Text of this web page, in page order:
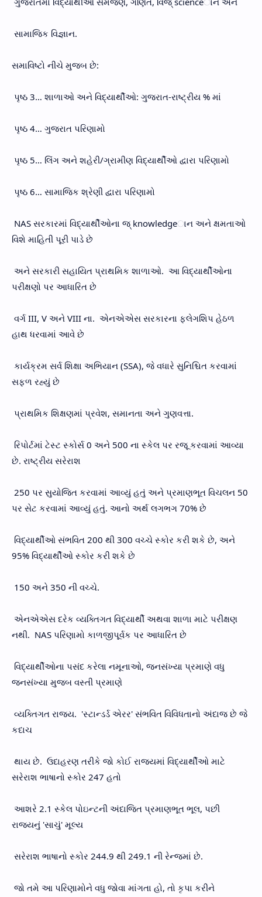
સામાજિક વિજ્ઞાન.
સમાવિષ્ટો નીચે મુજબ છે:
પૃષ્ઠ 3… શાળાઓ અને વિદ્યાર્થીઓ: ગુજરાત-રાષ્ટ્રીય % માં
પૃષ્ઠ 4… ગુજરાત પરિણામો
પૃષ્ઠ 5… લિંગ અને શહેરી/ગ્રામીણ વિદ્યાર્થીઓ દ્વારા પરિણામો
પૃષ્ઠ 6… સામાજિક શ્રેણી દ્વારા પરિણામો
NAS સરકારમાં વિદ્યાર્થીઓના જ્ knowledgeાન અને ક્ષમતાઓ
વિશે માહિતી પૂરી પાડે છે
અને સરકારી સહાયિત પ્રાથમિક શાળાઓ. આ વિદ્યાર્થીઓના
પરીક્ષણો પર આધારિત છે
વર્ગ III, V અને VIII ના. એનએએસ સરકારના ફ્લેગશિપ હેઠળ
હાથ ધરવામાં આવે છે
કાર્યક્રમ સર્વ શિક્ષા અભિયાન (SSA), જે વધારે સુનિશ્ચિત કરવામાં
સફળ રહ્યું છે
પ્રાથમિક શિક્ષણમાં પ્રવેશ, સમાનતા અને ગુણવત્તા.
રિપોર્ટમાં ટેસ્ટ સ્કોર્સ 0 અને 500 ના સ્કેલ પર રજૂ કરવામાં આવ્યા
છે. રાષ્ટ્રીય સરેરાશ
250 પર સુયોજિત કરવામાં આવ્યું હતું અને પ્રમાણભૂત વિચલન 50
પર સેટ કરવામાં આવ્યું હતું. આનો અર્થ લગભગ 70% છે
વિદ્યાર્થીઓ સંભવિત 200 થી 300 વચ્ચે સ્કોર કરી શકે છે, અને
95% વિદ્યાર્થીઓ સ્કોર કરી શકે છે
150 અને 350 ની વચ્ચે.
એનએએસ દરેક વ્યક્તિગત વિદ્યાર્થી અથવા શાળા માટે પરીક્ષણ
નથી. NAS પરિણામો કાળજીપૂર્વક પર આધારિત છે
વિદ્યાર્થીઓના પસંદ કરેલા નમૂનાઓ, જનસંખ્યા પ્રમાણે વધુ
જનસંખ્યા મુજબ વસ્તી પ્રમાણે
વ્યક્તિગત રાજ્ય. 'સ્ટાન્ડર્ડ એરર' સંભવિત વિવિધતાનો અંદાજ છે જે
કદાચ
થાય છે. ઉદાહરણ તરીકે જો કોઈ રાજ્યમાં વિદ્યાર્થીઓ માટે
સરેરાશ ભાષાનો સ્કોર 247 હતો
આશરે 2.1 સ્કેલ પોઇન્ટની અંદાજિત પ્રમાણભૂત ભૂલ, પછી
રાજ્યનું 'સાચું' મૂલ્ય
સરેરાશ ભાષાનો સ્કોર 244.9 થી 249.1 ની રેન્જમાં છે.
જો તમે આ પરિણામોને વધુ જોવા માંગતા હો, તો કૃપા કરીને